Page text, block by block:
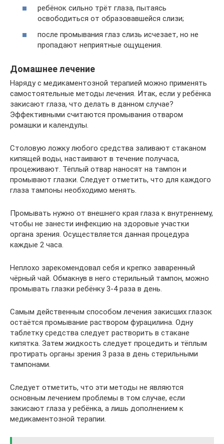
ребёнок сильно трёт глаза, пытаясь
освободиться от образовавшейся слизи;
после промывания глаз слизь исчезает, но не
пропадают неприятные ощущения.
Домашнее лечение
Наряду с медикаментозной терапией можно применять
самостоятельные методы лечения. Итак, если у ребёнка
закисают глаза, что делать в данном случае?
Эффективными считаются промывания отваром
ромашки и календулы.
Столовую ложку любого средства заливают стаканом
кипящей воды, настаивают в течение получаса,
процеживают. Тёплый отвар наносят на тампон и
промывают глазки. Следует отметить, что для каждого
глаза тампоны необходимо менять.
Промывать нужно от внешнего края глаза к внутреннему,
чтобы не занести инфекцию на здоровые участки
органа зрения. Осуществляется данная процедура
каждые 2 часа.
Неплохо зарекомендовал себя и крепко заваренный
чёрный чай. Обмакнув в него стерильный тампон, можно
промывать глазки ребёнку 3-4 раза в день.
Самым действенным способом лечения закисших глазок
остаётся промывание раствором фурацилина. Одну
таблетку средства следует растворить в стакане
кипятка. Затем жидкость следует процедить и тёплым
протирать органы зрения 3 раза в день стерильными
тампонами.
Следует отметить, что эти методы не являются
основным лечением проблемы в том случае, если
закисают глаза у ребёнка, а лишь дополнением к
медикаментозной терапии.